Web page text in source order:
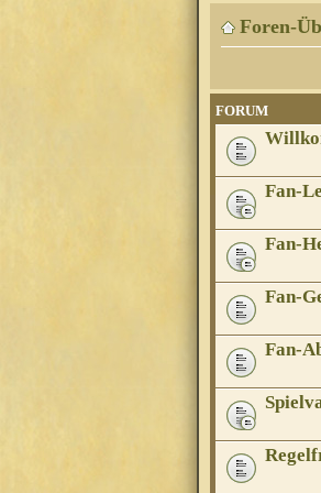
Foren-
FORUM
Fan-
Fan-
Fan-
Fan-